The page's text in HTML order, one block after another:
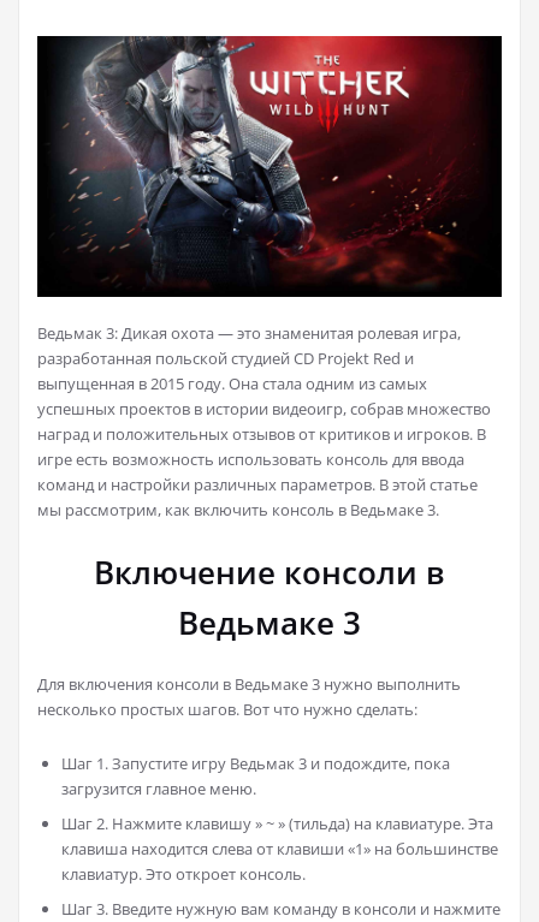
Ведьмак 3: Дикая охота — это знаменитая ролевая игра,
разработанная польской студией CD Projekt Red и
выпущенная в 2015 году. Она стала одним из самых
успешных проектов в истории видеоигр, собрав множество
наград и положительных отзывов от критиков и игроков. В
игре есть возможность использовать консоль для ввода
команд и настройки различных параметров. В этой статье
мы рассмотрим, как включить консоль в Ведьмаке 3.
Включение консоли в
Ведьмаке 3
Для включения консоли в Ведьмаке 3 нужно выполнить
несколько простых шагов. Вот что нужно сделать:
Шаг 1. Запустите игру Ведьмак 3 и подождите, пока
загрузится главное меню.
Шаг 2. Нажмите клавишу » ~ » (тильда) на клавиатуре. Эта
клавиша находится слева от клавиши «1» на большинстве
клавиатур. Это откроет консоль.
Шаг 3. Введите нужную вам команду в консоли и нажмите